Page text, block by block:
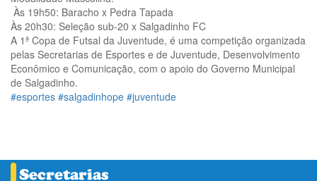
Às 19h50: Baracho x Pedra Tapada
Às 20h30: Seleção sub-20 x Salgadinho FC
A 1ª Copa de Futsal da Juventude, é uma competição organizada
pelas Secretarias de Esportes e de Juventude, Desenvolvimento
Econômico e Comunicação, com o apoio do Governo Municipal
de Salgadinho.
#esportes #salgadinhope #juventude